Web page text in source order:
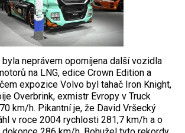
neprávem opomíjena další vozidla
na LNG, edice Crown Edition a
expozice Volvo byl tahač Iron Knight,
Overbrink, exmistr Evropy v Truck
km/h. Pikantní je, že David Vršecký
v roce 2004 rychlosti 281,7 km/h a o